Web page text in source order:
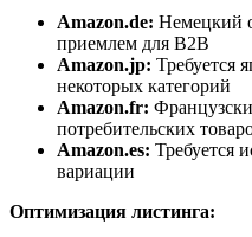
Amazon.de: Немецкий
приемлем для B2B
Amazon.jp: Требуется
некоторых категорий
Amazon.fr:
потребительских
Amazon.es: Требуется
вариации
Оптимизация листинга: